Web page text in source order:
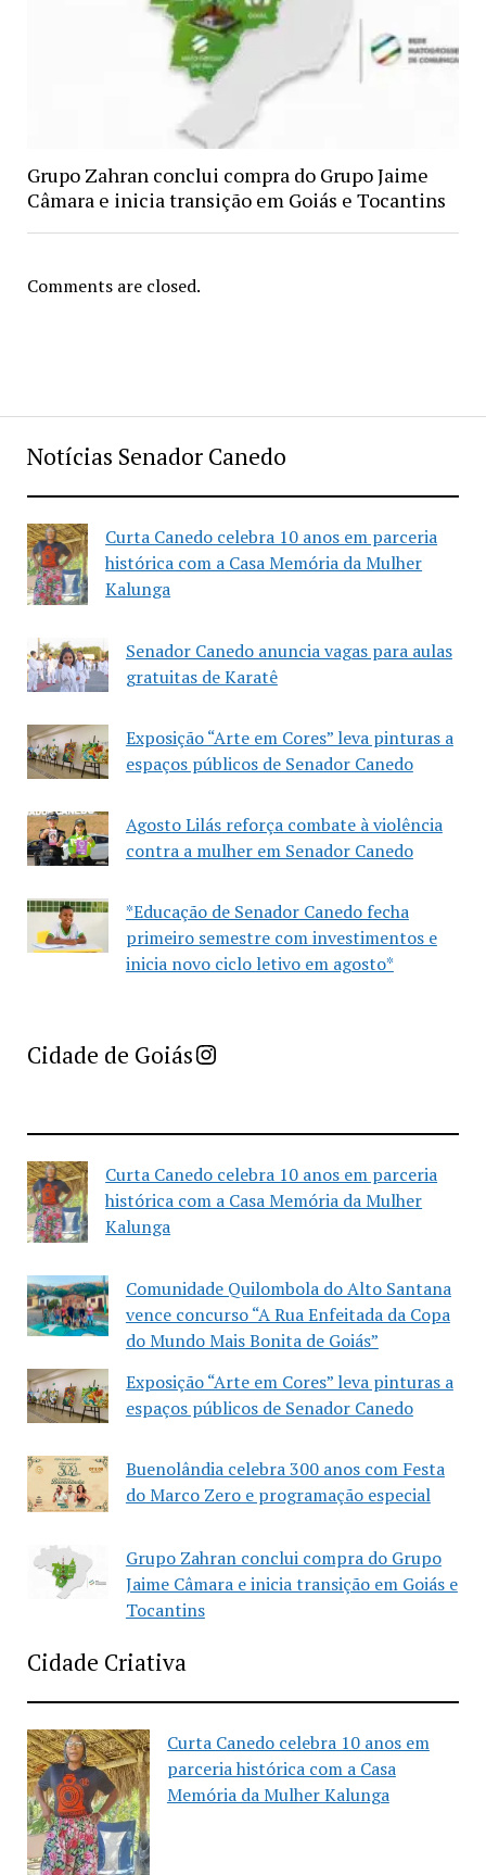
Notícias Senador Canedo
Curta Canedo celebra 10 anos em parceria
histórica com a Casa Memória da Mulher
Kalunga
Senador Canedo anuncia vagas para aulas
gratuitas de Karatê
Exposição “Arte em Cores” leva pinturas a
espaços públicos de Senador Canedo
Agosto Lilás reforça combate à violência
contra a mulher em Senador Canedo
*Educação de Senador Canedo fecha
primeiro semestre com investimentos e
inicia novo ciclo letivo em agosto*
Cidade de GoiásImprensa Criativa da Cidade de Goiás
Curta Canedo celebra 10 anos em parceria
histórica com a Casa Memória da Mulher
Kalunga
Comunidade Quilombola do Alto Santana
vence concurso “A Rua Enfeitada da Copa
do Mundo Mais Bonita de Goiás”
Exposição “Arte em Cores” leva pinturas a
espaços públicos de Senador Canedo
Buenolândia celebra 300 anos com Festa
do Marco Zero e programação especial
Grupo Zahran conclui compra do Grupo
Jaime Câmara e inicia transição em Goiás e
Tocantins
Cidade Criativa
Curta Canedo celebra 10 anos em
parceria histórica com a Casa
Memória da Mulher Kalunga
Grupo Zahran conclui compra do Grupo Jaime
Câmara e inicia transição em Goiás e Tocantins
Comments are closed.